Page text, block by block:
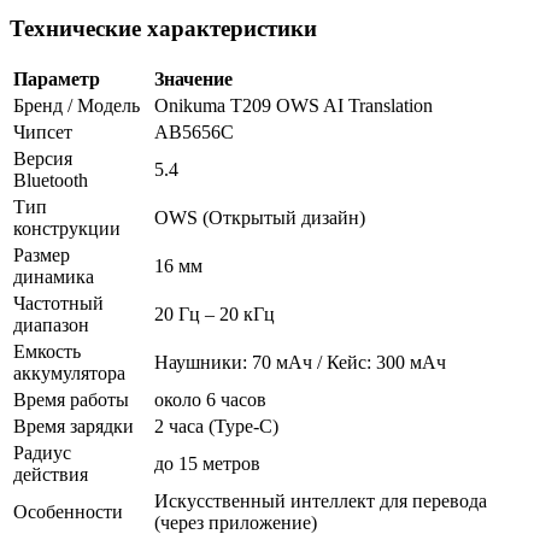
Технические характеристики
Параметр
Значение
Бренд / Модель
Onikuma T209 OWS AI Translation
Чипсет
AB5656C
Версия
Bluetooth
5.4
Тип
конструкции
OWS (Открытый дизайн)
Размер
динамика
16 мм
Частотный
диапазон
20 Гц – 20 кГц
Емкость
аккумулятора
Наушники: 70 мАч / Кейс: 300 мАч
Время работы
около 6 часов
Время зарядки
2 часа (Type-C)
Радиус
действия
до 15 метров
Особенности
Искусственный интеллект для перевода
(через приложение)